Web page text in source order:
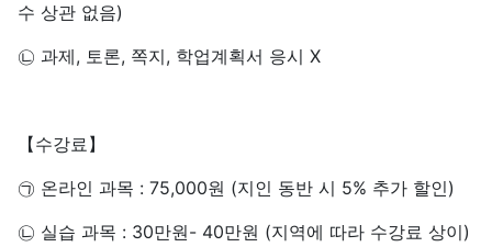
수 상관 없음)
㉡ 과제, 토론, 쪽지, 학업계획서 응시 X
【수강료】
㉠ 온라인 과목 : 75,000원 (지인 동반 시 5% 추가 할인)
㉡ 실습 과목 : 30만원- 40만원 (지역에 따라 수강료 상이)